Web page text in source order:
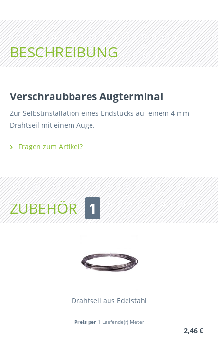
BESCHREIBUNG
Verschraubbares Augterminal
Zur Selbstinstallation eines Endstücks auf einem 4 mm
Drahtseil mit einem Auge.
Fragen zum Artikel?
ZUBEHÖR 1
Drahtseil aus Edelstahl
Preis per 1 Laufende(r) Meter
2,46 €